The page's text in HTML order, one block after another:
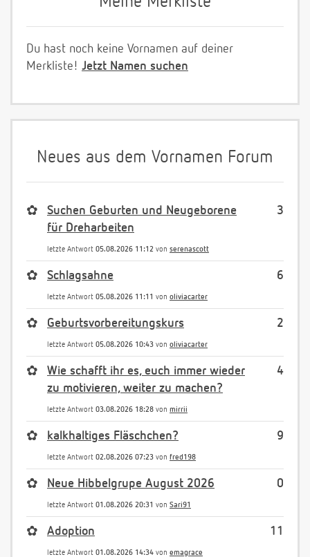
Du hast noch keine Vornamen auf deiner
Merkliste! Jetzt Namen suchen
Neues aus dem Vornamen Forum
3
✿
Suchen Geburten und Neugeborene
für Dreharbeiten
letzte Antwort 05.08.2026 11:12 von serenascott
6
✿ Schlagsahne
letzte Antwort 05.08.2026 11:11 von oliviacarter
2
✿ Geburtsvorbereitungskurs
letzte Antwort 05.08.2026 10:43 von oliviacarter
4
✿
Wie schafft ihr es, euch immer wieder
zu motivieren, weiter zu machen?
letzte Antwort 03.08.2026 18:28 von mirrii
9
✿ kalkhaltiges Fläschchen?
letzte Antwort 02.08.2026 07:23 von fred198
0
✿ Neue Hibbelgrupe August 2026
letzte Antwort 01.08.2026 20:31 von Sari91
11
✿ Adoption
letzte Antwort 01.08.2026 14:34 von emagrace